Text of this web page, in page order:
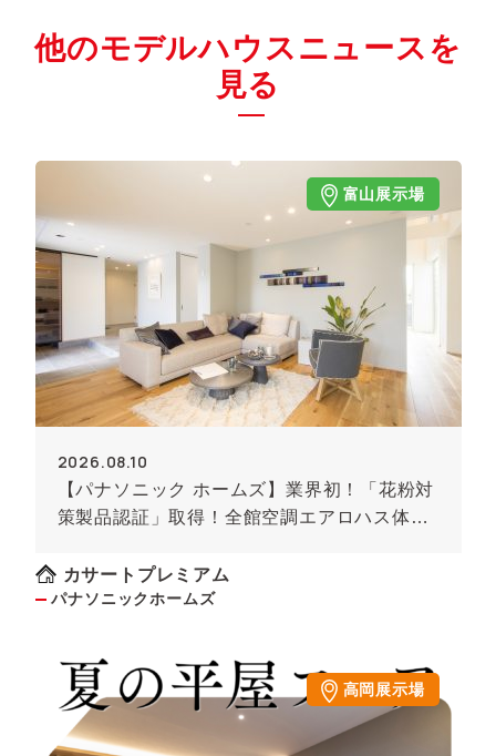
他のモデルハウスニュースを
見る
富山展示場
2026.08.10
【パナソニック ホームズ】業界初！「花粉対
策製品認証」取得！全館空調エアロハス体感
カサートプレミアム
パナソニックホームズ
高岡展示場